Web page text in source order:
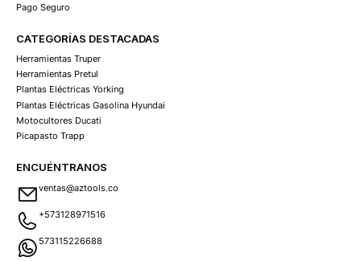
Pago Seguro
CATEGORÍAS DESTACADAS
Herramientas Truper
Herramientas Pretul
Plantas Eléctricas Yorking
Plantas Eléctricas Gasolina Hyundai
Motocultores Ducati
Picapasto Trapp
ENCUÉNTRANOS
ventas@aztools.co
+573128971516
573115226688